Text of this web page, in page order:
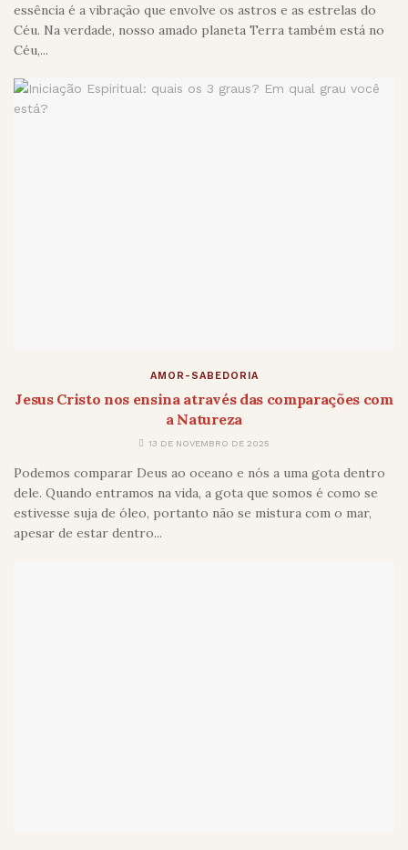
essência é a vibração que envolve os astros e as estrelas do
Céu. Na verdade, nosso amado planeta Terra também está no
Céu,...
AMOR-SABEDORIA
Jesus Cristo nos ensina através das comparações com
a Natureza
13 DE NOVEMBRO DE 2025
Podemos comparar Deus ao oceano e nós a uma gota dentro
dele. Quando entramos na vida, a gota que somos é como se
estivesse suja de óleo, portanto não se mistura com o mar,
apesar de estar dentro...